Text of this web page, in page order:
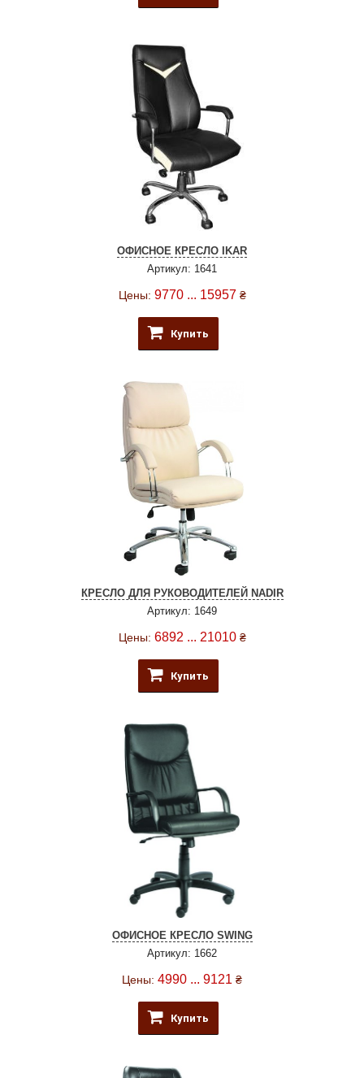
ОФИСНОЕ КРЕСЛО IKAR
Артикул: 1641
Цены: 9770 ... 15957 ₴
Купить
КРЕСЛО ДЛЯ РУКОВОДИТЕЛЕЙ NADIR
Артикул: 1649
Цены: 6892 ... 21010 ₴
Купить
ОФИСНОЕ КРЕСЛО SWING
Артикул: 1662
Цены: 4990 ... 9121 ₴
Купить